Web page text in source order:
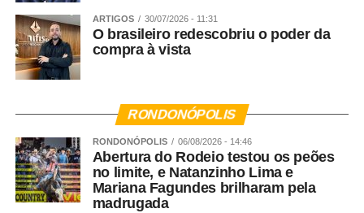
WhatsApp
Facebook
Twitter
Messenger
LinkedIn
Share
ARTIGOS 30/07/2026 - 11:31
O brasileiro redescobriu o poder da
compra à vista
RONDONÓPOLIS
RONDONÓPOLIS 06/08/2026 - 14:46
Abertura do Rodeio testou os peões
no limite, e Natanzinho Lima e
Mariana Fagundes brilharam pela
madrugada